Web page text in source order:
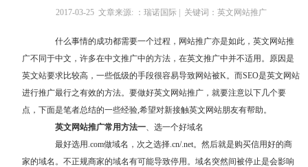
2017-03-25 文章来源: ：瑞诺国际 | 关键词：英文网站推广
什么事情的成功都需要一个过程，网站推广亦是如此，英文网站推
广不同于中文，许多在中文推广中的方法，在英文推广中并不适用。原因是
英文站要求比较高，一些低级的手段很容易导致网站被K。而SEO是英文网站
进行推广最行之有效的方法。要做好英文网站推广，就要注意以下几个要
点，下面是笔者总结的一些经验,希望对新接触英文网站朋友有帮助。
英文网站推广常用方法一 、选一个好域名
最好选用.com做域名，次之选择.cn/.net。然后就是购买信用好的商
家的域名。不正规商家的域名有可能导致停用。域名突然间被停止是会影响